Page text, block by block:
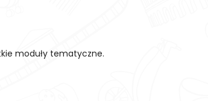
moduły tematyczne.